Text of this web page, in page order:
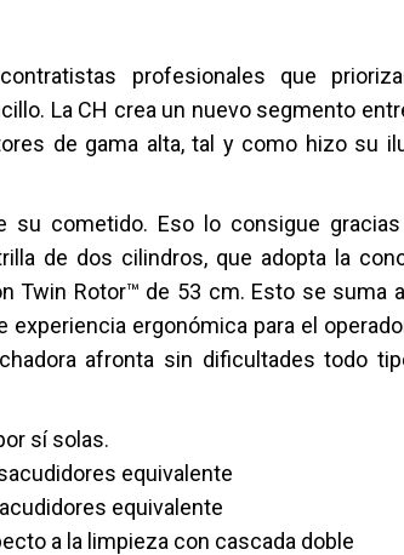
profesionales que
La CH crea un nuevo segmento
de gama alta, tal y como hizo su
su cometido. Eso lo consigue
de dos cilindros, que adopta la
Twin Rotor™ de 53 cm. Esto se suma
experiencia ergonómica para el
afronta sin dificultades todo
sí solas.
equivalente
equivalente
a la limpieza con cascada doble